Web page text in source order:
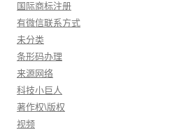
国际商标注册
有微信联系方式
未分类
条形码办理
来源网络
科技小巨人
著作权\版权
视频